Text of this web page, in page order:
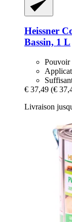
Heissner
Bassin, 1 L
Pouvoir
€ 37,49 (€
Livraison